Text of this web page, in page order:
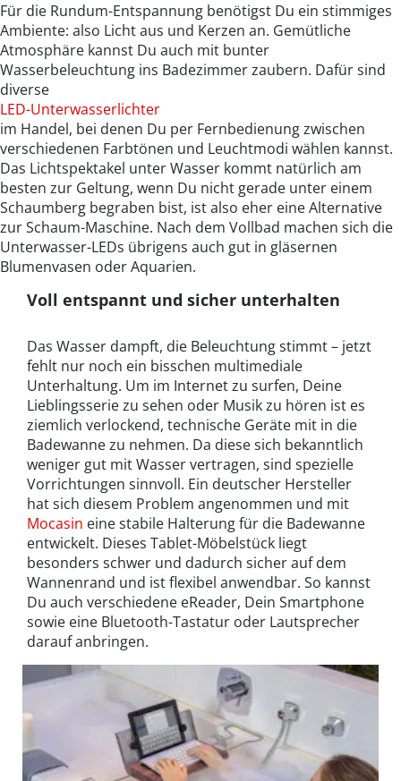
Für die Rundum-Entspannung benötigst Du ein stimmiges
Ambiente: also Licht aus und Kerzen an. Gemütliche
Atmosphäre kannst Du auch mit bunter
Wasserbeleuchtung ins Badezimmer zaubern. Dafür sind
diverse
LED-Unterwasserlichter
im Handel, bei denen Du per Fernbedienung zwischen
verschiedenen Farbtönen und Leuchtmodi wählen kannst.
Das Lichtspektakel unter Wasser kommt natürlich am
besten zur Geltung, wenn Du nicht gerade unter einem
Schaumberg begraben bist, ist also eher eine Alternative
zur Schaum-Maschine. Nach dem Vollbad machen sich die
Unterwasser-LEDs übrigens auch gut in gläsernen
Blumenvasen oder Aquarien.
Voll entspannt und sicher unterhalten
Das Wasser dampft, die Beleuchtung stimmt – jetzt
fehlt nur noch ein bisschen multimediale
Unterhaltung. Um im Internet zu surfen, Deine
Lieblingsserie zu sehen oder Musik zu hören ist es
ziemlich verlockend, technische Geräte mit in die
Badewanne zu nehmen. Da diese sich bekanntlich
weniger gut mit Wasser vertragen, sind spezielle
Vorrichtungen sinnvoll. Ein deutscher Hersteller
hat sich diesem Problem angenommen und mit
Mocasin eine stabile Halterung für die Badewanne
entwickelt. Dieses Tablet-Möbelstück liegt
besonders schwer und dadurch sicher auf dem
Wannenrand und ist flexibel anwendbar. So kannst
Du auch verschiedene eReader, Dein Smartphone
sowie eine Bluetooth-Tastatur oder Lautsprecher
darauf anbringen.